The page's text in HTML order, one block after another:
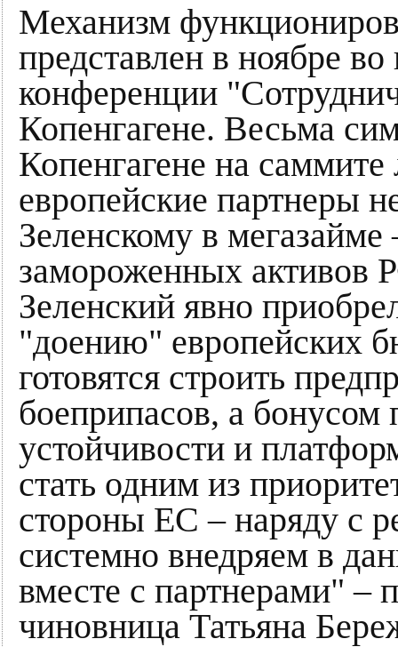
Механизм
представлен в ноябре
конференции
Копенгагене. Весьма
Копенгагене на
европейские партнеры
Зеленскому в
замороженных активов
Зеленский явно
"доению" европейских
готовятся строить
боеприпасов, а бонусом
устойчивости и
стать одним из
стороны ЕС – наряду с
системно внедряем в
вместе с партнерами" –
чиновница Татьяна